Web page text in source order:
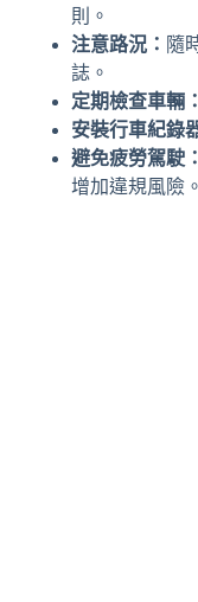
則。
注意路況： 隨
誌。
定期檢查車輛：
安裝行車紀錄
避免疲勞駕駛：
增加違規風險。